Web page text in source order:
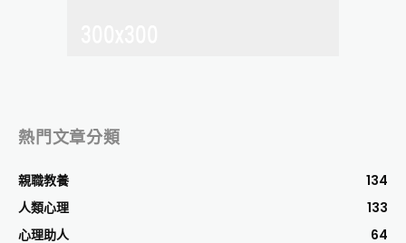
熱門文章分類
親職教養
134
人類心理
133
心理助人
64